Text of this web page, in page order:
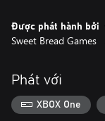
Được phát hành bởi
Sweet Bread Games
Phát với
XBOX One